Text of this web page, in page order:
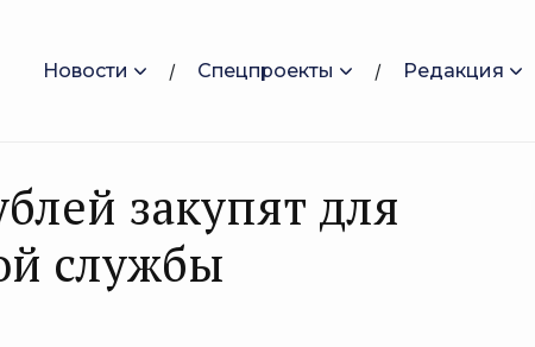
Новости Спецпроекты Редакция
закупят для
службы